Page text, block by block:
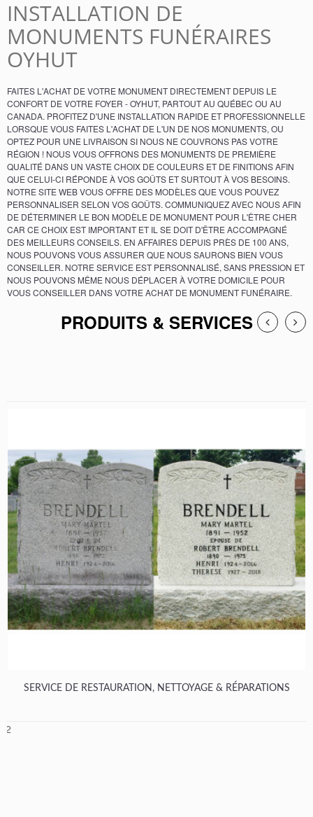
INSTALLATION DE
MONUMENTS FUNÉRAIRES
OYHUT
FAITES L'ACHAT DE VOTRE MONUMENT DIRECTEMENT DEPUIS LE
CONFORT DE VOTRE FOYER - OYHUT, PARTOUT AU QUÉBEC OU AU
CANADA. PROFITEZ D'UNE INSTALLATION RAPIDE ET PROFESSIONNELLE
LORSQUE VOUS FAITES L'ACHAT DE L'UN DE NOS MONUMENTS, OU
OPTEZ POUR UNE LIVRAISON SI NOUS NE COUVRONS PAS VOTRE
RÉGION ! NOUS VOUS OFFRONS DES MONUMENTS DE PREMIÈRE
QUALITÉ DANS UN VASTE CHOIX DE COULEURS ET DE FINITIONS AFIN
QUE CELUI-CI RÉPONDE À VOS GOÛTS ET SURTOUT À VOS BESOINS.
NOTRE SITE WEB VOUS OFFRE DES MODÈLES QUE VOUS POUVEZ
PERSONNALISER SELON VOS GOÛTS. COMMUNIQUEZ AVEC NOUS AFIN
DE DÉTERMINER LE BON MODÈLE DE MONUMENT POUR L'ÊTRE CHER
CAR CE CHOIX EST IMPORTANT ET IL SE DOIT D'ÊTRE ACCOMPAGNÉ
DES MEILLEURS CONSEILS. EN AFFAIRES DEPUIS PRÈS DE 100 ANS,
NOUS POUVONS VOUS ASSURER QUE NOUS SAURONS BIEN VOUS
CONSEILLER. NOTRE SERVICE EST PERSONNALISÉ, SANS PRESSION ET
NOUS POUVONS MÊME NOUS DÉPLACER À VOTRE DOMICILE POUR
VOUS CONSEILLER DANS VOTRE ACHAT DE MONUMENT FUNÉRAIRE.
PRODUITS & SERVICES
SERVICE DE RESTAURATION, NETTOYAGE & RÉPARATIONS
2